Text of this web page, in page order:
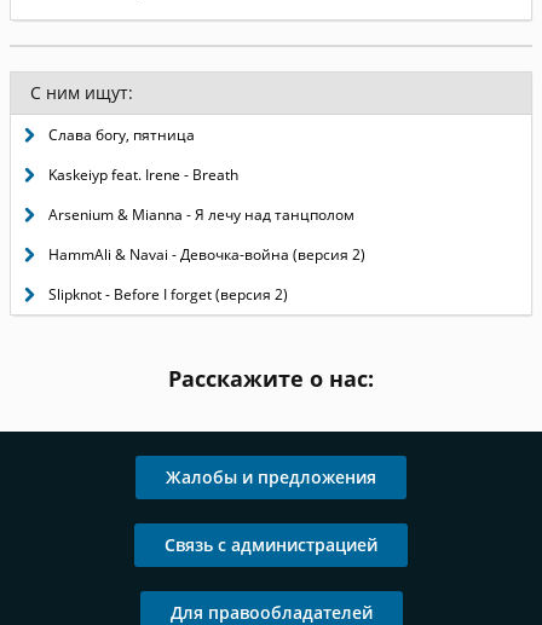
С ним ищут:
Слава богу, пятница
Kaskeiyp feat. Irene - Breath
Arsenium & Mianna - Я лечу над танцполом
HammAli & Navai - Девочка-война (версия 2)
Slipknot - Before I forget (версия 2)
Расскажите о нас:
Жалобы и предложения
Связь с администрацией
Для правообладателей